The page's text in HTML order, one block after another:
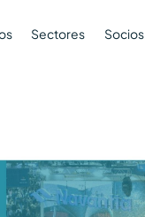
Sectores Socios